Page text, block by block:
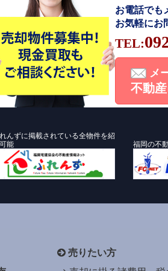
お電話でも
お気軽にお
TEL:
メ
不動
んずに掲載されている全物件を紹
能
福岡の不
売りたい方